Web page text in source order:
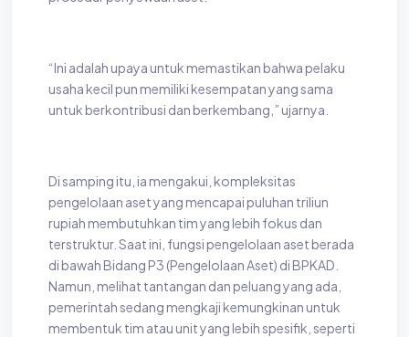
“Ini adalah upaya untuk memastikan bahwa pelaku
usaha kecil pun memiliki kesempatan yang sama
untuk berkontribusi dan berkembang,” ujarnya.
Di samping itu, ia mengakui, kompleksitas
pengelolaan aset yang mencapai puluhan triliun
rupiah membutuhkan tim yang lebih fokus dan
terstruktur. Saat ini, fungsi pengelolaan aset berada
di bawah Bidang P3 (Pengelolaan Aset) di BPKAD.
Namun, melihat tantangan dan peluang yang ada,
pemerintah sedang mengkaji kemungkinan untuk
membentuk tim atau unit yang lebih spesifik, seperti